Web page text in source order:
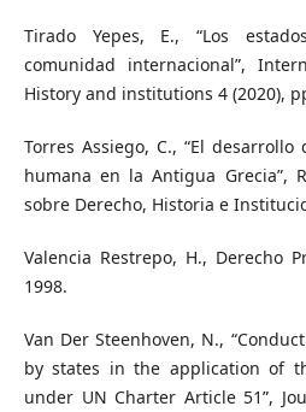
Tirado Yepes, E., “Los
comunidad internacional”,
History and institutions 4 (2020),
Torres Assiego, C., “El
humana en la Antigua Grecia”,
sobre Derecho, Historia e
Valencia Restrepo, H., Derecho
1998.
Van Der Steenhoven, N.,
by states in the application of
under UN Charter Article 51”,